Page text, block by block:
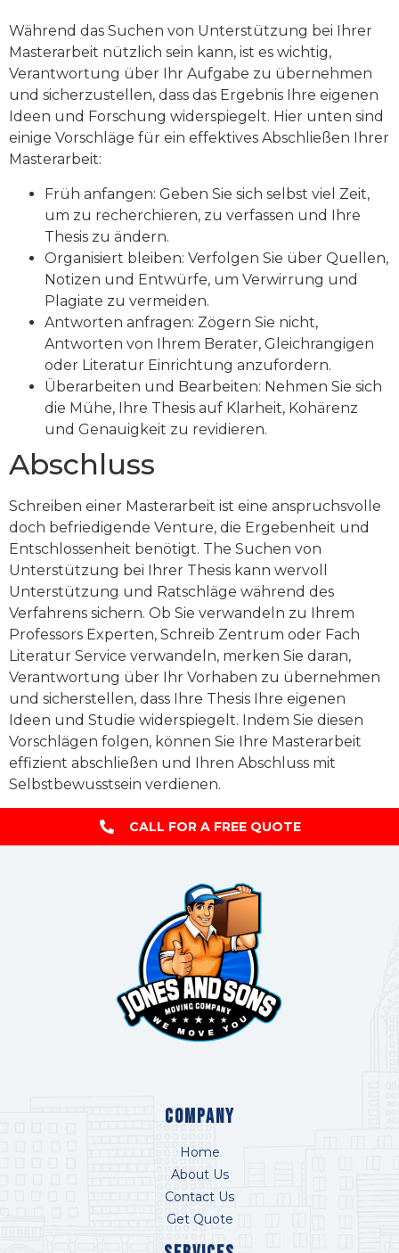
Während das Suchen von Unterstützung bei Ihrer
Masterarbeit nützlich sein kann, ist es wichtig,
Verantwortung über Ihr Aufgabe zu übernehmen
und sicherzustellen, dass das Ergebnis Ihre eigenen
Ideen und Forschung widerspiegelt. Hier unten sind
einige Vorschläge für ein effektives Abschließen Ihrer
Masterarbeit:
Früh anfangen: Geben Sie sich selbst viel Zeit,
um zu recherchieren, zu verfassen und Ihre
Thesis zu ändern.
Organisiert bleiben: Verfolgen Sie über Quellen,
Notizen und Entwürfe, um Verwirrung und
Plagiate zu vermeiden.
Antworten anfragen: Zögern Sie nicht,
Antworten von Ihrem Berater, Gleichrangigen
oder Literatur Einrichtung anzufordern.
Überarbeiten und Bearbeiten: Nehmen Sie sich
die Mühe, Ihre Thesis auf Klarheit, Kohärenz
und Genauigkeit zu revidieren.
Abschluss
Schreiben einer Masterarbeit ist eine anspruchsvolle
doch befriedigende Venture, die Ergebenheit und
Entschlossenheit benötigt. The Suchen von
Unterstützung bei Ihrer Thesis kann wervoll
Unterstützung und Ratschläge während des
Verfahrens sichern. Ob Sie verwandeln zu Ihrem
Professors Experten, Schreib Zentrum oder Fach
Literatur Service verwandeln, merken Sie daran,
Verantwortung über Ihr Vorhaben zu übernehmen
und sicherstellen, dass Ihre Thesis Ihre eigenen
Ideen und Studie widerspiegelt. Indem Sie diesen
Vorschlägen folgen, können Sie Ihre Masterarbeit
effizient abschließen und Ihren Abschluss mit
Selbstbewusstsein verdienen.
CALL FOR A FREE QUOTE
COMPANY
Home
About Us
Contact Us
Get Quote